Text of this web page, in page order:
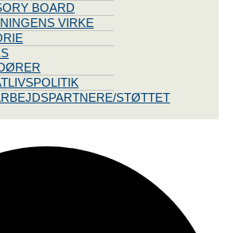
BOARD
VIRKE
STØTTET